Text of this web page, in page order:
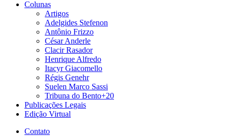
Colunas
Artigos
Adelgides Stefenon
Antônio Frizzo
César Anderle
Clacir Rasador
Henrique Alfredo
Itacyr Giacomello
Régis Genehr
Suelen Marco Sassi
Tribuna do Bento+20
Publicações Legais
Edição Virtual
Contato